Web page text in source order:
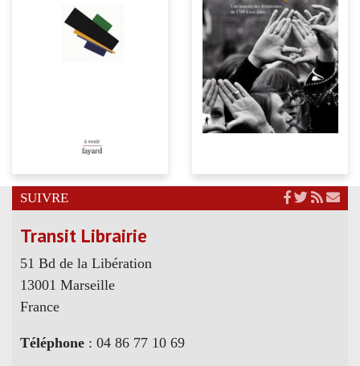
SUIVRE
Transit Librairie
51 Bd de la Libération
13001 Marseille
France
Téléphone : 04 86 77 10 69